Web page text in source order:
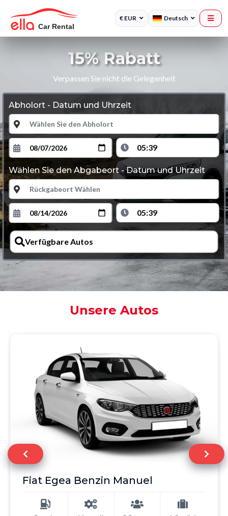
€ EUR Deutsch
15% Rabatt
Verpassen Sie nicht die Gelegenheit
Abholort - Datum und Uhrzeit
Wählen Sie den Abgabeort - Datum und Uhrzeit
Verfügbare Autos
Unsere Autos
Fiat Egea Benzin Manuel